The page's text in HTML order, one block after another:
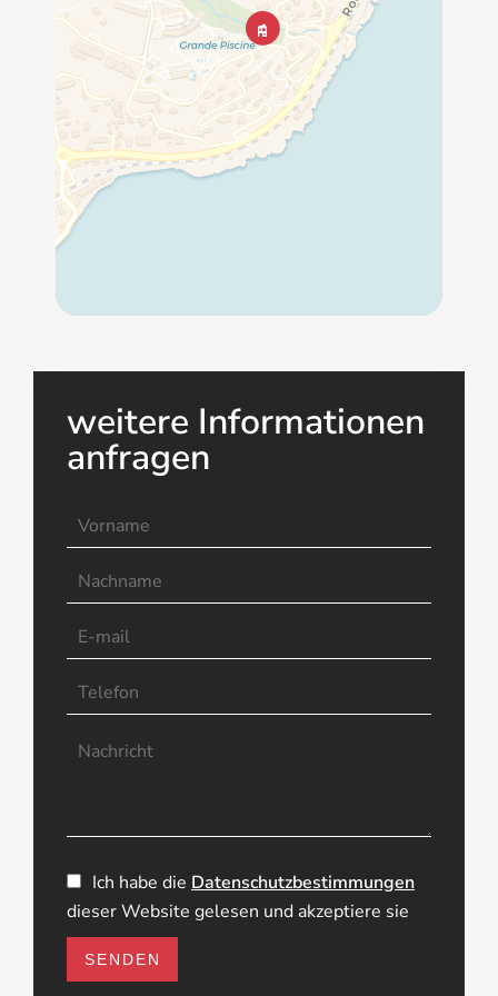
weitere Informationen
anfragen
Ich habe die Datenschutzbestimmungen
dieser Website gelesen und akzeptiere sie
SENDEN